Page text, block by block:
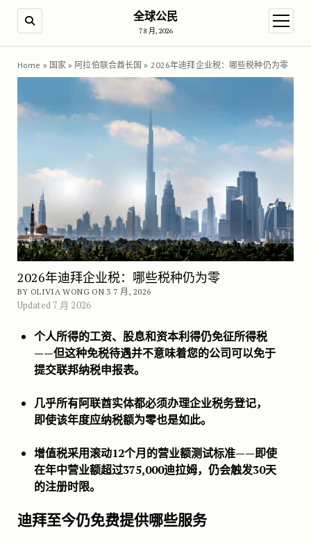
全球公民
7 8 月, 2026
open
Home » 国家 » 阿拉伯联合酋长国 » 2026年迪拜企业税：哪些税种仍为零
2026年迪拜企业税：哪些税种仍为零
BY OLIVIA WONG ON 3 7 月, 2026
Updated 7 月 2026
个人所得的工资、股息和资本利得仍免征所得税
——但这种免税待遇并不意味着您的公司可以免于
提交联邦纳税申报表。
几乎所有阿联酋实体都必须办理企业税务登记，
即使该年度应纳税额为零也是如此。
增值税采用滚动12个月的营业额测试标准——即使
在年中营业额超过375,000迪拉姆，仍会触发30天
的注册时限。
迪拜至今仍免费提供哪些服务